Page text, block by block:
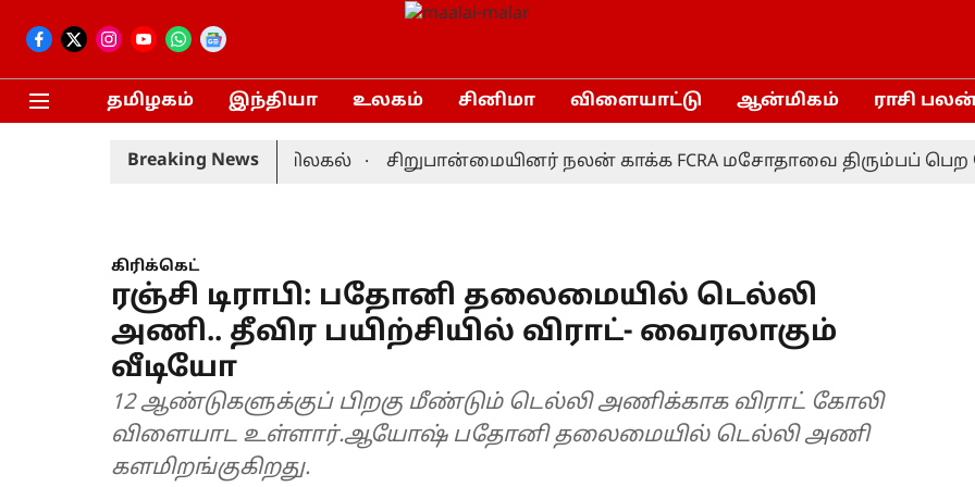
தமிழகம் இந்தியா உலகம் சினிமா விளையாட்டு ஆன்மிகம் ராசி
Breaking News
முன்னணி வீரர் திடீர் விலகல் சிறுபான்மையினர் நலன் காக்க FCRA மசோதாவை திரும்பப் பெற
கிரிக்கெட்
ரஞ்சி டிராபி: பதோனி தலைமையில் டெல்லி
அணி.. தீவிர பயிற்சியில் விராட்- வைரலாகும்
வீடியோ
12 ஆண்டுகளுக்குப் பிறகு மீண்டும் டெல்லி அணிக்காக விராட் கோலி
விளையாட உள்ளார்.ஆயோஷ் பதோனி தலைமையில் டெல்லி அணி
களமிறங்குகிறது.